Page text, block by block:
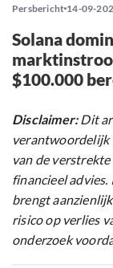
Persbericht 14-09-
Solana
$100.000
Disclaimer:Dit
verantwoordelijk
van de
financieel
brengt
risico op verlies
onderzoek